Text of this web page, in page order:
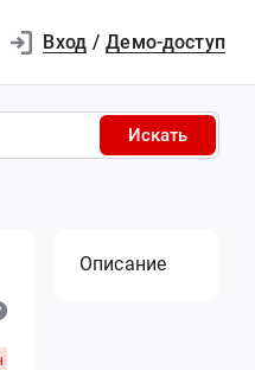
Вход / Демо-доступ
Искать
Описание